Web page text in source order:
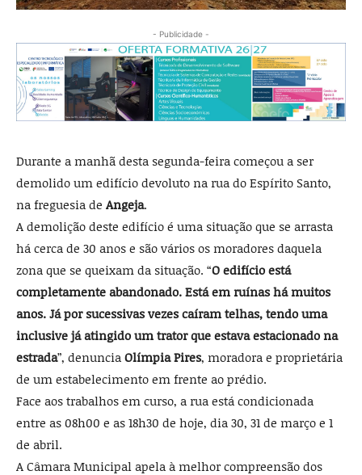
- Publicidade -
Durante a manhã desta segunda-feira começou a ser
demolido um edifício devoluto na rua do Espírito Santo,
na freguesia de Angeja.
A demolição deste edifício é uma situação que se arrasta
há cerca de 30 anos e são vários os moradores daquela
zona que se queixam da situação. “O edifício está
completamente abandonado. Está em ruínas há muitos
anos. Já por sucessivas vezes caíram telhas, tendo uma
inclusive já atingido um trator que estava estacionado na
estrada”, denuncia Olímpia Pires, moradora e proprietária
de um estabelecimento em frente ao prédio.
Face aos trabalhos em curso, a rua está condicionada
entre as 08h00 e as 18h30 de hoje, dia 30, 31 de março e 1
de abril.
A Câmara Municipal apela à melhor compreensão dos